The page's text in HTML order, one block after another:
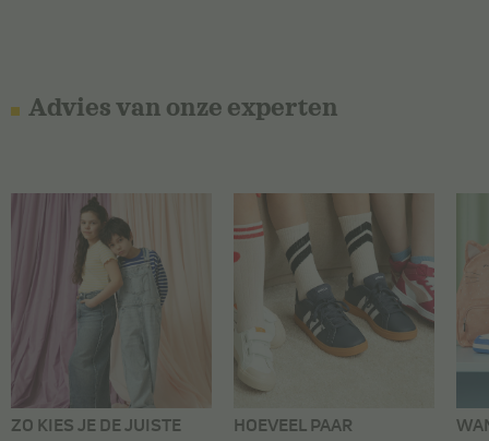
Advies van onze experten
ZO KIES JE DE JUISTE
HOEVEEL PAAR